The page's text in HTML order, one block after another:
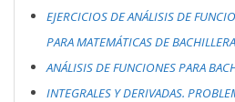
EJERCICIOS DE ANÁLISIS DE
PARA MATEMÁTICAS DE
ANÁLISIS DE FUNCIONES PARA
INTEGRALES Y DERIVADAS.